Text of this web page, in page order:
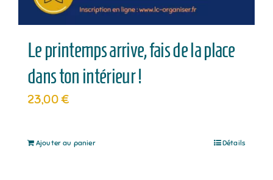
Le printemps arrive, fais de la place
dans ton intérieur !
23,00€
Ajouter au panier Détails